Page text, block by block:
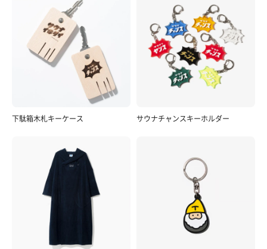
下駄箱木札キーケース サウナチャンスキーホルダー